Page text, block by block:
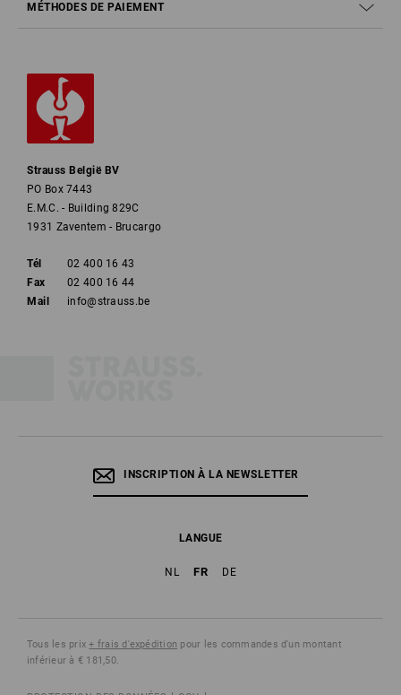
MÉTHODES DE PAIEMENT
Strauss België BV
PO Box 7443
E.M.C. - Building 829C
1931 Zaventem - Brucargo
Tél
02 400 16 43
Fax
02 400 16 44
Mail
info@strauss.be
INSCRIPTION À LA NEWSLETTER
LANGUE
NL FR DE
Tous les prix+ frais d'expédition pour les commandes d'un montant
inférieur à € 181,50.